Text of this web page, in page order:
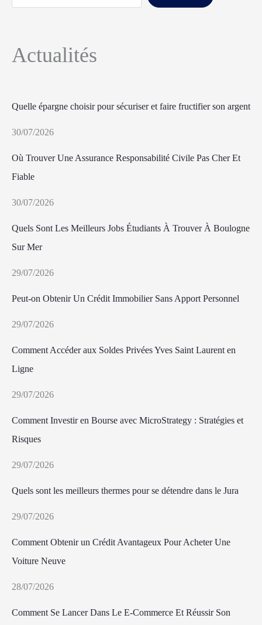
Actualités
Quelle épargne choisir pour sécuriser et faire fructifier son argent
30/07/2026
Où Trouver Une Assurance Responsabilité Civile Pas Cher Et
Fiable
30/07/2026
Quels Sont Les Meilleurs Jobs Étudiants À Trouver À Boulogne
Sur Mer
29/07/2026
Peut-on Obtenir Un Crédit Immobilier Sans Apport Personnel
29/07/2026
Comment Accéder aux Soldes Privées Yves Saint Laurent en
Ligne
29/07/2026
Comment Investir en Bourse avec MicroStrategy : Stratégies et
Risques
29/07/2026
Quels sont les meilleurs thermes pour se détendre dans le Jura
29/07/2026
Comment Obtenir un Crédit Avantageux Pour Acheter Une
Voiture Neuve
28/07/2026
Comment Se Lancer Dans Le E-Commerce Et Réussir Son